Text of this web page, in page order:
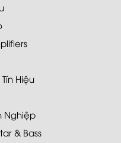
Hiệu
Nghiệp
& Bass